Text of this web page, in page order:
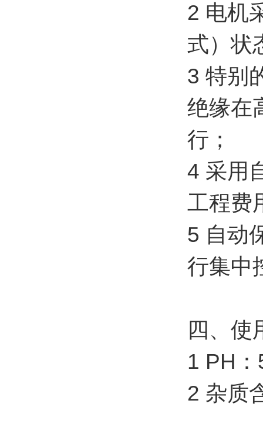
2 电机
式）状
3 特别
绝缘在
行；
4 采用
工程费
5 自动
行集中
四、使
1 PH
2 杂质